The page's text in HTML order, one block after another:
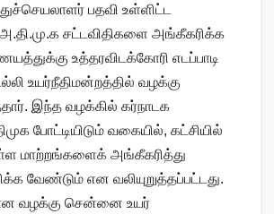
பதவி உள்ளிட்ட
அ.தி.மு.க சட்டவிதிகளை அங்கீகரிக்க
உத்தரவிடக்கோரி எடப்பாடி
உயர்நீதிமன்றத்தில் வழக்கு
இந்த வழக்கில் கர்நாடக
போட்டியிடும் வகையில், கட்சியில்
மாற்றங்களைக் அங்கீகரித்து
வேண்டும் என வலியுறுத்தப்பட்டது.
வழக்கு சென்னை உயர்